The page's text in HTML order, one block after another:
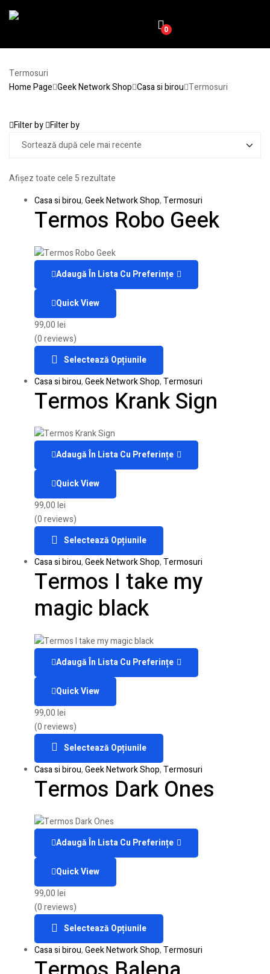
0
Termosuri
Home Page Geek Network Shop Casa si birou Termosuri
Filter by Filter by
Afișez toate cele 5 rezultate
Casa si birou,Geek Network Shop,Termosuri
Termos Robo Geek
Adaugă În Lista Cu Preferințe
Quick View
99,00lei
(0 reviews)
Selectează Opțiunile
Casa si birou,Geek Network Shop,Termosuri
Termos Krank Sign
Adaugă În Lista Cu Preferințe
Quick View
99,00lei
(0 reviews)
Selectează Opțiunile
Casa si birou,Geek Network Shop,Termosuri
Termos I take my
magic black
Adaugă În Lista Cu Preferințe
Quick View
99,00lei
(0 reviews)
Selectează Opțiunile
Casa si birou,Geek Network Shop,Termosuri
Termos Dark Ones
Adaugă În Lista Cu Preferințe
Quick View
99,00lei
(0 reviews)
Selectează Opțiunile
Casa si birou,Geek Network Shop,Termosuri